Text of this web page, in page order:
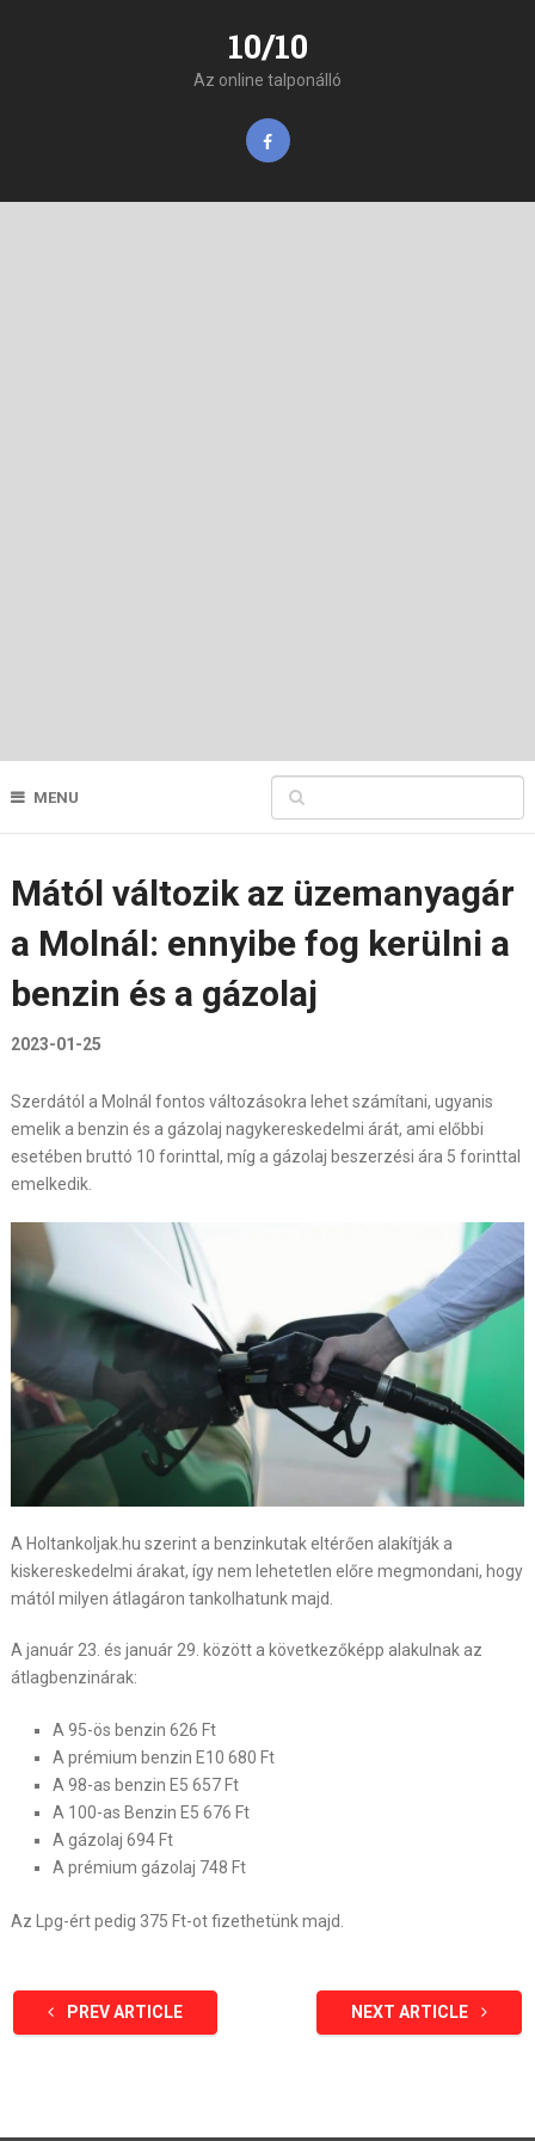
10/10
Az online talponálló
MENU
Mától változik az üzemanyagár
a Molnál: ennyibe fog kerülni a
benzin és a gázolaj
2023-01-25
Szerdától a Molnál fontos változásokra lehet számítani, ugyanis
emelik a benzin és a gázolaj nagykereskedelmi árát, ami előbbi
esetében bruttó 10 forinttal, míg a gázolaj beszerzési ára 5 forinttal
emelkedik.
A Holtankoljak.hu szerint a benzinkutak eltérően alakítják a
kiskereskedelmi árakat, így nem lehetetlen előre megmondani, hogy
mától milyen átlagáron tankolhatunk majd.
A január 23. és január 29. között a következőképp alakulnak az
átlagbenzinárak:
A 95-ös benzin 626 Ft
A prémium benzin E10 680 Ft
A 98-as benzin E5 657 Ft
A 100-as Benzin E5 676 Ft
A gázolaj 694 Ft
A prémium gázolaj 748 Ft
Az Lpg-ért pedig 375 Ft-ot fizethetünk majd.
PREV ARTICLE NEXT ARTICLE